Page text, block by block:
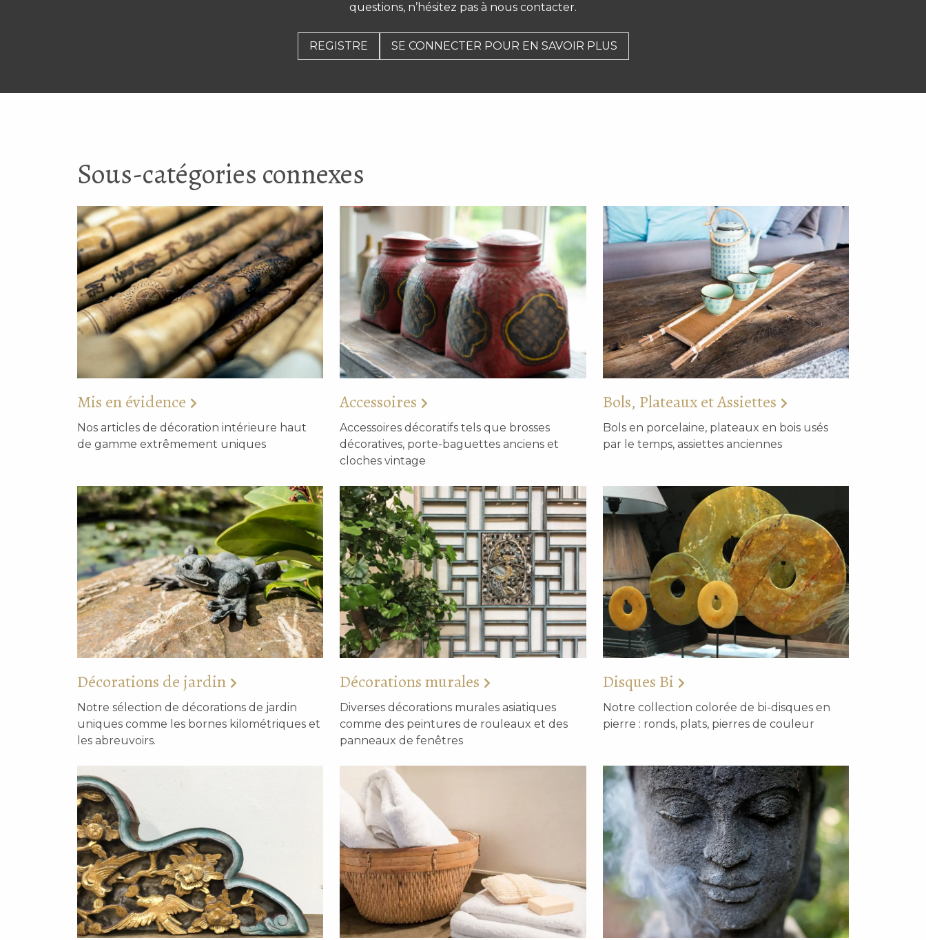
questions, n’hésitez pas à nous contacter.
REGISTRE SE CONNECTER POUR EN SAVOIR PLUS
Sous-catégories connexes
Mis en évidence
Nos articles de décoration intérieure haut
de gamme extrêmement uniques
Accessoires
Accessoires décoratifs tels que brosses
décoratives, porte-baguettes anciens et
cloches vintage
Bols, Plateaux et Assiettes
Bols en porcelaine, plateaux en bois usés
par le temps, assiettes anciennes
Décorations de jardin
Notre sélection de décorations de jardin
uniques comme les bornes kilométriques et
les abreuvoirs.
Décorations murales
Diverses décorations murales asiatiques
comme des peintures de rouleaux et des
panneaux de fenêtres
Disques Bi
Notre collection colorée de bi-disques en
pierre : ronds, plats, pierres de couleur